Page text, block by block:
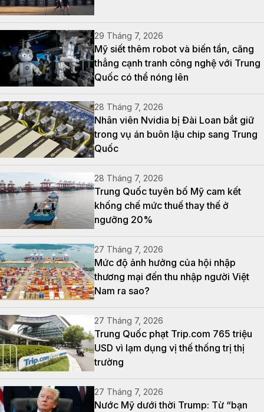
29 Tháng 7, 2026
Mỹ siết thêm robot và biến tần, căng
thẳng cạnh tranh công nghệ với Trung
Quốc có thể nóng lên
28 Tháng 7, 2026
Nhân viên Nvidia bị Đài Loan bắt giữ
trong vụ án buôn lậu chip sang Trung
Quốc
28 Tháng 7, 2026
Trung Quốc tuyên bố Mỹ cam kết
khống chế mức thuế thay thế ở
ngưỡng 20%
27 Tháng 7, 2026
Mức độ ảnh hưởng của hội nhập
thương mại đến thu nhập người Việt
Nam ra sao?
27 Tháng 7, 2026
Trung Quốc phạt Trip.com 765 triệu
USD vì lạm dụng vị thế thống trị thị
trường
27 Tháng 7, 2026
Nước Mỹ dưới thời Trump: Từ “bạn